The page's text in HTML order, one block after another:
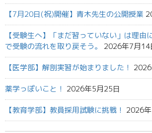
【7月20日(祝)開催】青木先生の公開授業
【受験生へ】「まだ習っていない」は理由
で受験の流れを取り戻そう。
2026年7月14
【医学部】解剖実習が始まりました！
薬学っぽいこと！ 2026年5月25日
【教育学部】教員採用試験に挑戦！ 2026